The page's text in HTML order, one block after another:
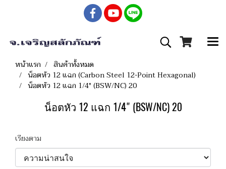
หน้าแรก
สินค้าทั้งหมด
น็อตหัว 12 แฉก (Carbon Steel 12-Point Hexagonal)
น็อตหัว 12 แฉก 1/4" (BSW/NC) 20
น็อตหัว 12 แฉก 1/4" (BSW/NC) 20
เรียงตาม